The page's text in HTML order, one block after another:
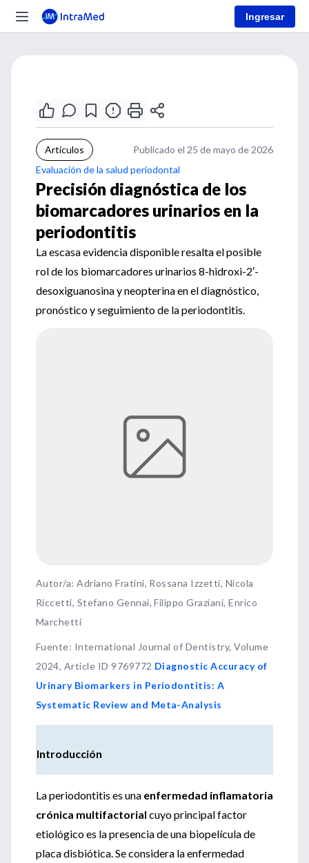
Ingresar
Artículos
Publicado el 25 de mayo de 2026
Evaluación de la salud periodontal
Precisión diagnóstica de los
biomarcadores urinarios en la
periodontitis
La escasa evidencia disponible resalta el posible
rol de los biomarcadores urinarios 8-hidroxi-2′-
desoxiguanosina y neopterina en el diagnóstico,
pronóstico y seguimiento de la periodontitis.
Autor/a: Adriano Fratini, Rossana Izzetti, Nicola
Riccetti, Stefano Gennai, Filippo Graziani, Enrico
Marchetti
Fuente: International Journal of Dentistry, Volume
2024, Article ID 9769772 Diagnostic Accuracy of
Urinary Biomarkers in Periodontitis: A
Systematic Review and Meta-Analysis
Introducción
La periodontitis es una enfermedad inflamatoria
crónica multifactorial cuyo principal factor
etiológico es la presencia de una biopelícula de
placa disbiótica. Se considera la enfermedad